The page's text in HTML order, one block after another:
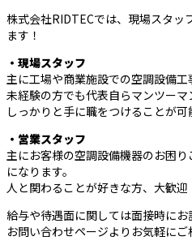
株式会社RIDTECでは、現場スタッ
ます！
・現場スタッフ
主に工場や商業施設での空調設備工
未経験の方でも代表自らマンツーマ
しっかりと手に職をつけることが可
・営業スタッフ
主にお客様の空調設備機器のお困
になります。
人と関わることが好きな方、大歓迎
給与や待遇面に関しては面接時に
お問い合わせページよりお気軽にご